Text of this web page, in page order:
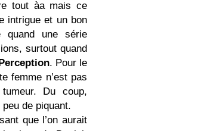
tout àa mais ce
intrigue et un bon
quand une série
surtout quand
. Pour le
femme n’est pas
Du coup,
peu de piquant.
que l’on aurait